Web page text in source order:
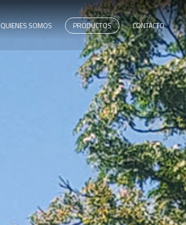
QUIENES SOMOS PRODUCTOS CONTACTO